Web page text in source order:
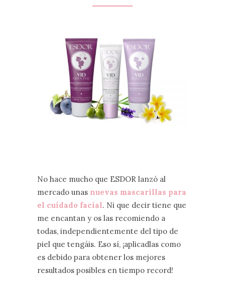
No hace mucho que ESDOR lanzó al
mercado unas nuevas mascarillas para
el cuidado facial. Ni que decir tiene que
me encantan y os las recomiendo a
todas, independientemente del tipo de
piel que tengáis. Eso sí, ¡aplicadlas como
es debido para obtener los mejores
resultados posibles en tiempo record!